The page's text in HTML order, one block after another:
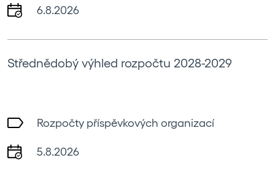
6.8.2026
Střednědobý výhled rozpočtu 2028-2029
Rozpočty příspěvkových organizací
5.8.2026